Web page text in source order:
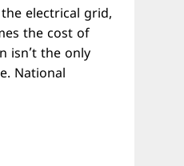
electrical grid,
the cost of
isn’t the only
National